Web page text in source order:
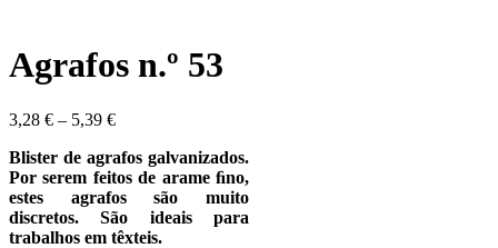
Agrafos n.º 53
3,28 € – 5,39 €
Blister de agrafos galvanizados.
Por serem feitos de arame ﬁno,
estes agrafos são muito
discretos. São ideais para
trabalhos em têxteis.